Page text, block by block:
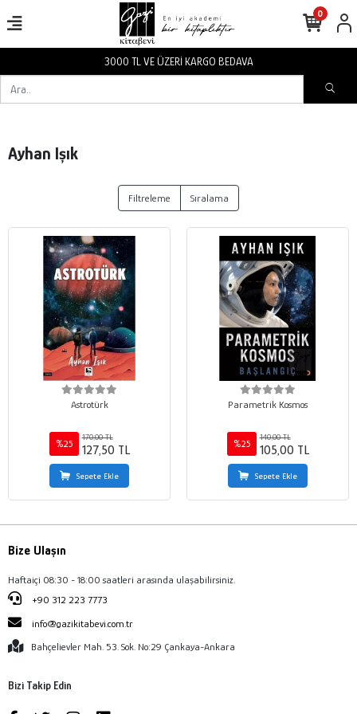
3000 TL VE ÜZERİ KARGO BEDAVA
0
Ayhan Işık
Filtreleme Sıralama
Astrotürk
%25
170,00 TL
127,50 TL
Sepete Ekle
Parametrik Kosmos
%25
140,00 TL
105,00 TL
Sepete Ekle
Bize Ulaşın
Haftaiçi 08:30 - 18:00 saatleri arasında ulaşabilirsiniz.
+90 312 223 7773
info@gazikitabevi.com.tr
Bahçelievler Mah. 53. Sok. No:29 Çankaya-Ankara
Bizi Takip Edin